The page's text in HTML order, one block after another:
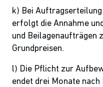
k) Bei
erfolgt die Annahme
und Beilagenaufträgen
Grundpreisen.
l) Die Pflicht zur
endet drei Monate